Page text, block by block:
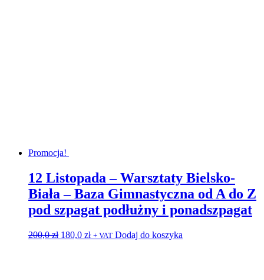
Promocja!
12 Listopada – Warsztaty Bielsko-
Biała – Baza Gimnastyczna od A do Z
pod szpagat podłużny i ponadszpagat
200,0zł Pierwotna
180,0 złAktualna
+ VAT Dodaj do koszyka